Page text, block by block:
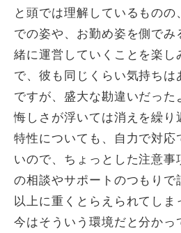
と頭では理解しているもの
での姿や、お勤め姿を側でみ
緒に運営していくことを楽し
で、彼も同じくらい気持ち
ですが、盛大な勘違いだった
悔しさが浮いては消えを繰り
特性についても、自力で対応
いので、ちょっとした注意
の相談やサポートのつもりで
以上に重くとらえられてしま
今はそういう環境だと分かっ